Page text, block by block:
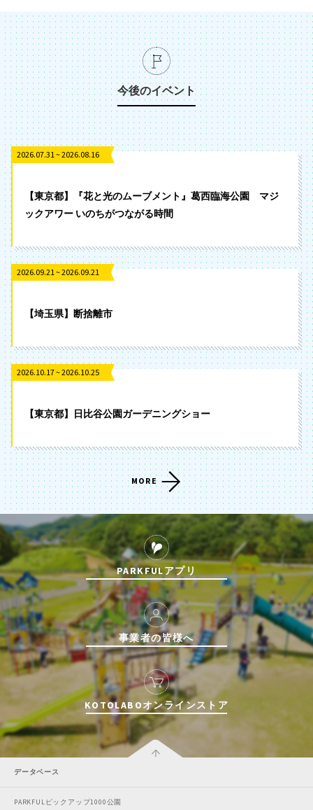
今後のイベント
2026.07.31 ~ 2026.08.16
【東京都】『花と光のムーブメント』葛西臨海公園 マジ
ックアワー いのちがつながる時間
2026.09.21 ~ 2026.09.21
【埼玉県】断捨離市
2026.10.17 ~ 2026.10.25
【東京都】日比谷公園ガーデニングショー
MORE
PARKFULアプリ
事業者の皆様へ
KOTOLABOオンラインストア
データベース
PARKFULピックアップ1000公園